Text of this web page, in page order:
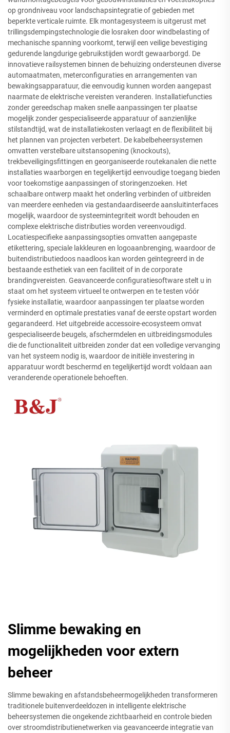
op grondniveau voor landschapsintegratie of gebieden met
beperkte verticale ruimte. Elk montagesysteem is uitgerust met
trillingsdempingstechnologie die losraken door windbelasting of
mechanische spanning voorkomt, terwijl een veilige bevestiging
gedurende langdurige gebruikstijden wordt gewaarborgd. De
innovatieve railsystemen binnen de behuizing ondersteunen diverse
automaatmaten, meterconfiguraties en arrangementen van
bewakingsapparatuur, die eenvoudig kunnen worden aangepast
naarmate de elektrische vereisten veranderen. Installatiefuncties
zonder gereedschap maken snelle aanpassingen ter plaatse
mogelijk zonder gespecialiseerde apparatuur of aanzienlijke
stilstandtijd, wat de installatiekosten verlaagt en de flexibiliteit bij
het plannen van projecten verbetert. De kabelbeheersystemen
omvatten verstelbare uitstansopening (knockouts),
trekbeveiligingsfittingen en georganiseerde routekanalen die nette
installaties waarborgen en tegelijkertijd eenvoudige toegang bieden
voor toekomstige aanpassingen of storingenzoeken. Het
schaalbare ontwerp maakt het onderling verbinden of uitbreiden
van meerdere eenheden via gestandaardiseerde aansluitinterfaces
mogelijk, waardoor de systeemintegriteit wordt behouden en
complexe elektrische distributies worden vereenvoudigd.
Locatiespecifieke aanpassingsopties omvatten aangepaste
etikettering, speciale lakkleuren en logoaanbrenging, waardoor de
buitendistributiedoos naadloos kan worden geïntegreerd in de
bestaande esthetiek van een faciliteit of in de corporate
brandingvereisten. Geavanceerde configuratiesoftware stelt u in
staat om het systeem virtueel te ontwerpen en te testen vóór
fysieke installatie, waardoor aanpassingen ter plaatse worden
verminderd en optimale prestaties vanaf de eerste opstart worden
gegarandeerd. Het uitgebreide accessoire-ecosysteem omvat
gespecialiseerde beugels, afschermdelen en uitbreidingsmodules
die de functionaliteit uitbreiden zonder dat een volledige vervanging
van het systeem nodig is, waardoor de initiële investering in
apparatuur wordt beschermd en tegelijkertijd wordt voldaan aan
veranderende operationele behoeften.
Slimme bewaking en
mogelijkheden voor extern
beheer
Slimme bewaking en afstandsbeheermogelijkheden transformeren
traditionele buitenverdeeldozen in intelligente elektrische
beheersystemen die ongekende zichtbaarheid en controle bieden
over stroomdistributienetwerken via geavanceerde integratie van